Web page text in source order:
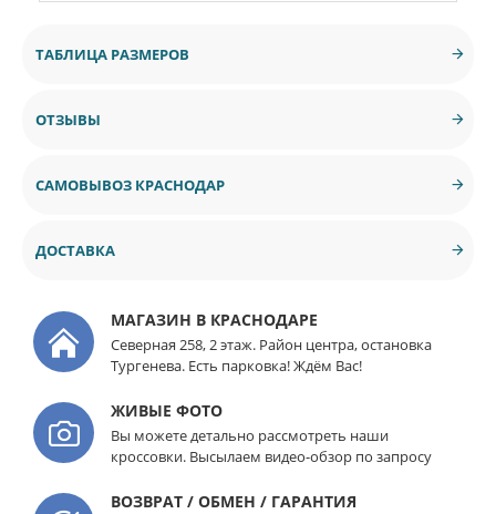
ТАБЛИЦА РАЗМЕРОВ
ОТЗЫВЫ
САМОВЫВОЗ КРАСНОДАР
ДОСТАВКА
МАГАЗИН В КРАСНОДАРЕ
Северная 258, 2 этаж. Район центра, остановка
Тургенева. Есть парковка! Ждём Вас!
ЖИВЫЕ ФОТО
Вы можете детально рассмотреть наши
кроссовки. Высылаем видео-обзор по запросу
ВОЗВРАТ / ОБМЕН / ГАРАНТИЯ